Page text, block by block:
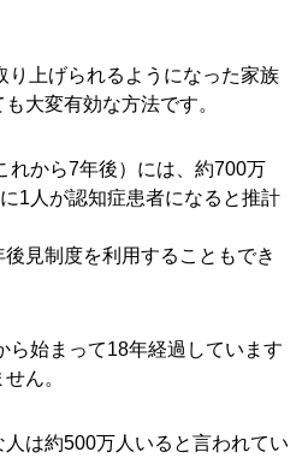
り上げられるようになった家族
大変有効な方法です。
れから7年後）には、約700万
1人が認知症患者になると推計
見制度を利用することもでき
ら始まって18年経過しています
ん。
は約500万人いると言われてい